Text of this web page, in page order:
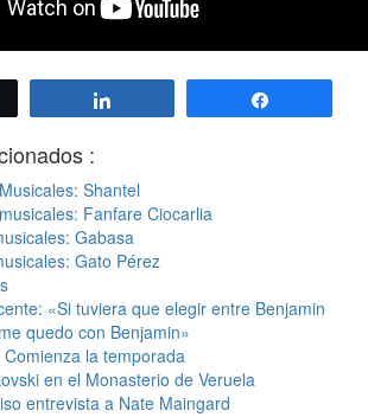
:
Shantel
Fanfare Ciocarlia
Gabasa
Gato Pérez
«Si tuviera que elegir entre Benjamin
quedo con Benjamin»
la temporada
en el Monasterio de Veruela
entrevista a Nate Maingard